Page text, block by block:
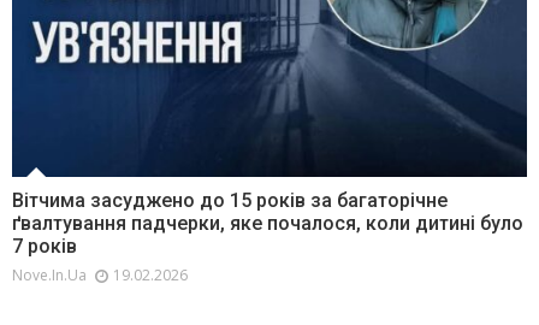
Вітчима засуджено до 15 років за багаторічне
ґвалтування падчерки, яке почалося, коли дитині було
7 років
Nove.in.ua 19.02.2026